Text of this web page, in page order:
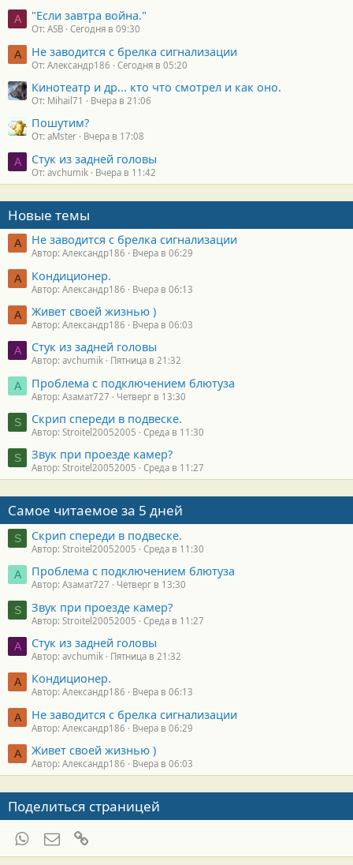
A "Если завтра война."
От: ASB Сегодня в 09:30
А Не заводится с брелка сигнализации
От: Александр186 Сегодня в 05:20
Кинотеатр и др... кто что смотрел и как оно.
От: Mihail71 Вчера в 21:06
Пошутим?
От: aMster Вчера в 17:08
A Стук из задней головы
От: avchumik Вчера в 11:42
Новые темы
А Не заводится с брелка сигнализации
Автор: Александр186 Вчера в 06:29
А Кондиционер.
Автор: Александр186 Вчера в 06:13
А Живет своей жизнью )
Автор: Александр186 Вчера в 06:03
A Стук из задней головы
Автор: avchumik Пятница в 21:32
А Проблема с подключением блютуза
Автор: Азамат727 Четверг в 13:30
S Скрип спереди в подвеске.
Автор: Stroitel20052005 Среда в 11:30
S Звук при проезде камер?
Автор: Stroitel20052005 Среда в 11:27
Самое читаемое за 5 дней
S Скрип спереди в подвеске.
Автор: Stroitel20052005 Среда в 11:30
А Проблема с подключением блютуза
Автор: Азамат727 Четверг в 13:30
S Звук при проезде камер?
Автор: Stroitel20052005 Среда в 11:27
A Стук из задней головы
Автор: avchumik Пятница в 21:32
А Кондиционер.
Автор: Александр186 Вчера в 06:13
А Не заводится с брелка сигнализации
Автор: Александр186 Вчера в 06:29
А Живет своей жизнью )
Автор: Александр186 Вчера в 06:03
Поделиться страницей
WhatsAppЭлектронная почта